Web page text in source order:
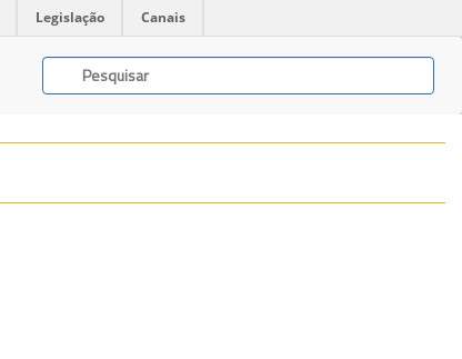
Legislação Canais